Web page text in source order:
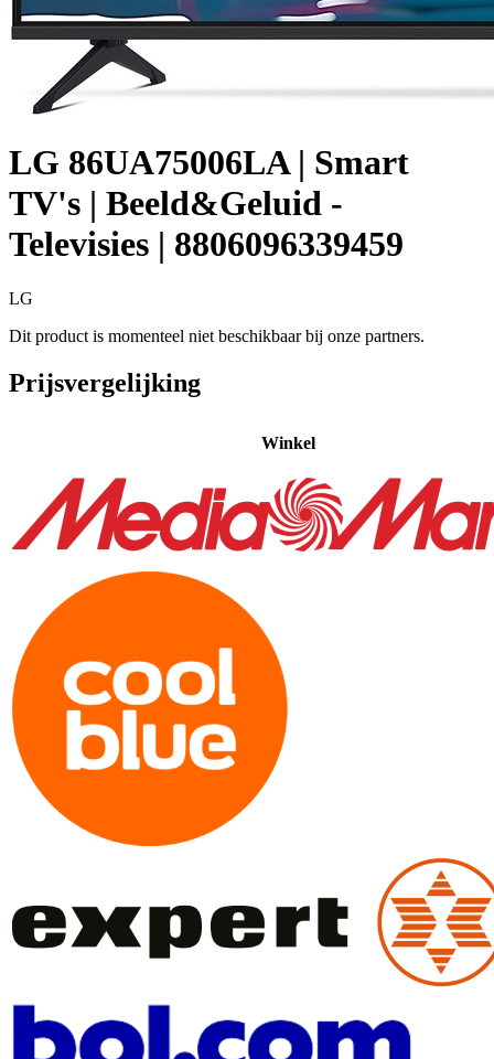
LG 86UA75006LA | Smart
TV's | Beeld&Geluid -
Televisies | 8806096339459
LG
Dit product is momenteel niet beschikbaar bij onze partners.
Prijsvergelijking
Winkel